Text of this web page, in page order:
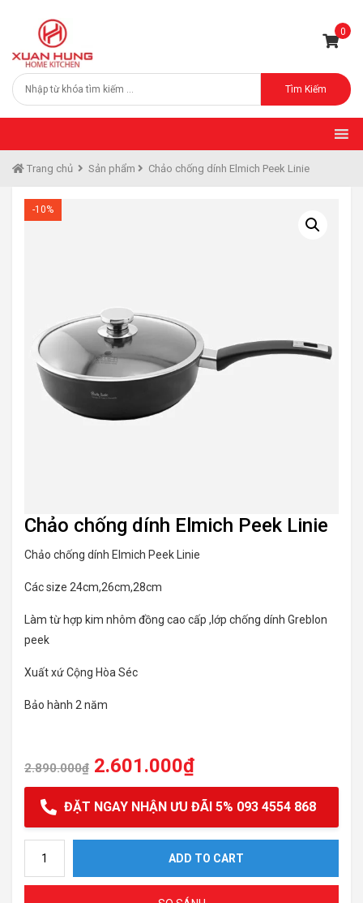
0
Tìm Kiếm
Trang chủ Sản phẩm Chảo chống dính Elmich Peek Linie
-10%
Chảo chống dính Elmich Peek Linie
Chảo chống dính Elmich Peek Linie
Các size 24cm,26cm,28cm
Làm từ hợp kim nhôm đồng cao cấp ,lớp chống dính Greblon
peek
Xuất xứ Cộng Hòa Séc
Bảo hành 2 năm
2.890.000₫ 2.601.000₫
ĐẶT NGAY NHẬN ƯU ĐÃI 5% 093 4554 868
ADD TO CART